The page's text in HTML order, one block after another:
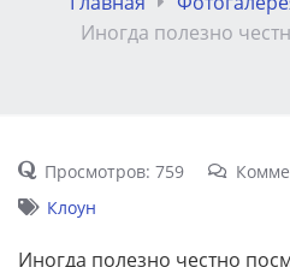
Иногда полезно
Просмотров: 759
Клоун
Иногда полезно честно